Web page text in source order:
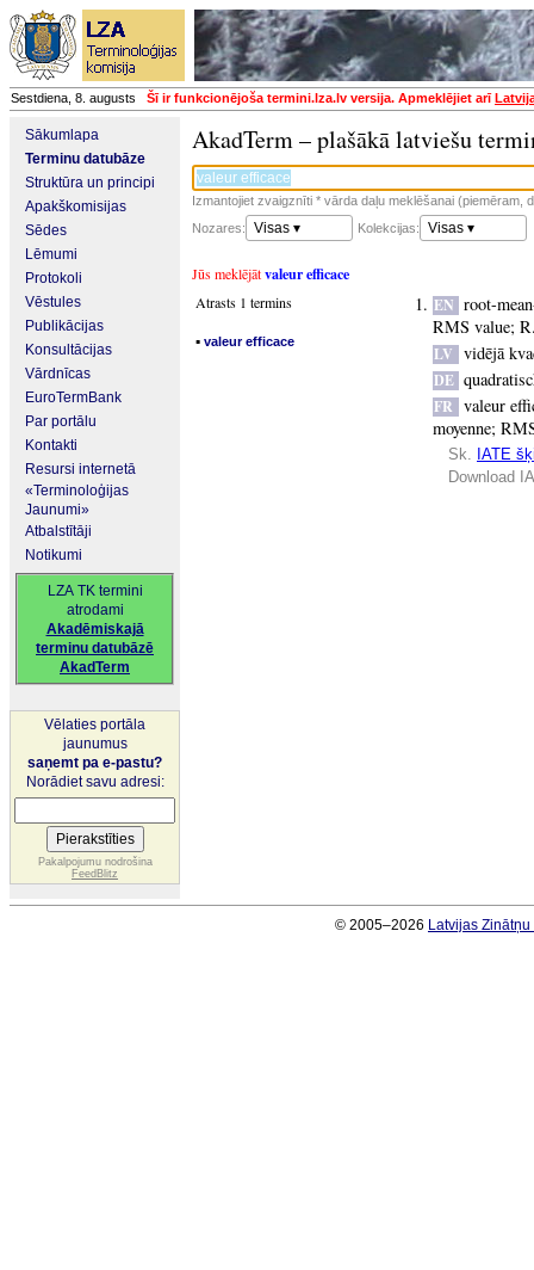
Sestdiena, 8. augusts Šī ir funkcionējoša termini.lza.lv versija. Apmeklējiet arī
Sākumlapa
Terminu datubāze
Struktūra un principi
Apakškomisijas
Sēdes
Lēmumi
Protokoli
Vēstules
Publikācijas
Konsultācijas
Vārdnīcas
EuroTermBank
Par portālu
Kontakti
Resursi internetā
«Terminoloģijas
Jaunumi»
Atbalstītāji
Notikumi
LZA TK termini
atrodami
Akadēmiskajā
terminu datubāzē
AkadTerm
Vēlaties portāla
jaunumus
saņemt pa e-pastu?
Norādiet savu adresi:
Pakalpojumu nodrošina
FeedBlitz
AkadTerm – plašākā latviešu
Izmantojiet zvaigznīti * vārda daļu meklēšanai (piemēram,
Nozares:
Visas ▾ Kolekcijas: Visas ▾
Jūs meklējātvaleur efficace
Atrasts 1 termins
▪ valeur efficace
EN root-
RMS value;
LV vidējā
DE
FR valeur
moyenne;
Sk. IATE
Download
© 2005–2026 Latvijas